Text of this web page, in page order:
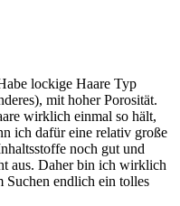
lockige Haare Typ
mit hoher Porosität.
wirklich einmal so hält,
ich dafür eine relativ große
noch gut und
aus. Daher bin ich wirklich
Suchen endlich ein tolles